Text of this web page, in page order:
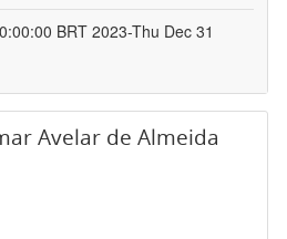
BRT 2023-Thu Dec 31
Avelar de Almeida